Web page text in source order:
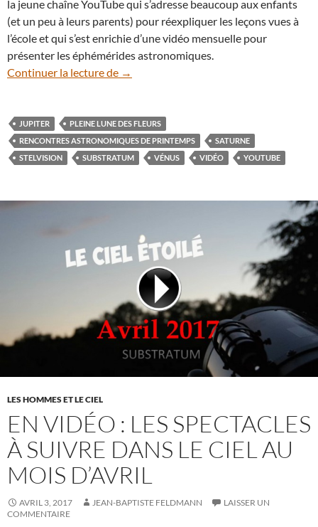
la jeune chaîne YouTube qui s’adresse beaucoup aux enfants
(et un peu à leurs parents) pour réexpliquer les leçons vues à
l’école et qui s’est enrichie d’une vidéo mensuelle pour
présenter les éphémérides astronomiques.
Continuer la lecture de En vidéo : les spectacles à suivre dans le
→
JUPITER
PLEINE LUNE DES FLEURS
RENCONTRES ASTRONOMIQUES DE PRINTEMPS
SATURNE
STELVISION
SUBSTRATUM VÉNUS VIDÉO YOUTUBE
LES HOMMES ET LE CIEL
EN VIDÉO : LES SPECTACLES
À SUIVRE DANS LE CIEL AU
MOIS D’AVRIL
AVRIL 3, 2017 JEAN-BAPTISTE FELDMANN
LAISSER UN
COMMENTAIRE